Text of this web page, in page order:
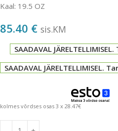
Kaal: 19.5 OZ
85.40 € sis.KM
SAADAVAL
SAADAVAL JÄRELTELLIMISEL.
kolmes võrdses osas 3 x 28.47€